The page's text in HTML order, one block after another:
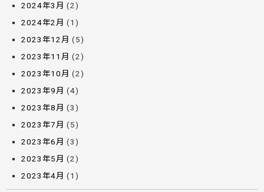
2024年3月 (2)
2024年2月 (1)
2023年12月 (5)
2023年11月 (2)
2023年10月 (2)
2023年9月 (4)
2023年8月 (3)
2023年7月 (5)
2023年6月 (3)
2023年5月 (2)
2023年4月 (1)